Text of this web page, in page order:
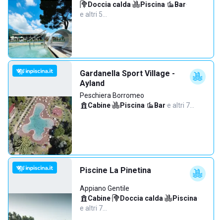
Doccia calda· Piscina· Bar·
e altri 5…
Gardanella Sport Village -
Ayland
Peschiera Borromeo
Cabine· Piscina· Bar·e altri 7…
Piscine La Pinetina
Appiano Gentile
Cabine· Doccia calda· Piscina·
e altri 7…